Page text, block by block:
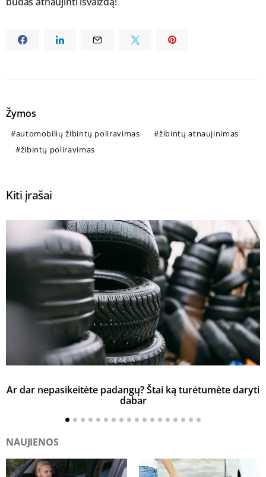
Žymos
automobilių žibintų poliravimas
žibintų atnaujinimas
žibintų poliravimas
Kiti įrašai
Ar dar nepasikeitėte padangų? Štai ką turėtumėte daryti
dabar
NAUJIENOS